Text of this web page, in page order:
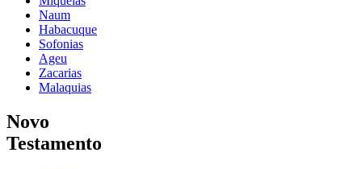
Naum
Habacuque
Sofonias
Ageu
Zacarias
Malaquias
Novo
Testamento